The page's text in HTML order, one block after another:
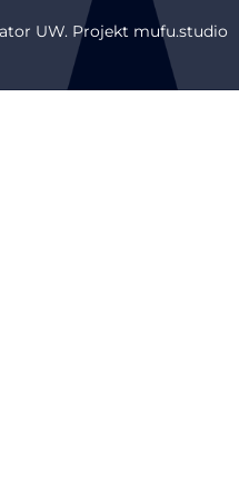
UW. Projekt mufu.studio